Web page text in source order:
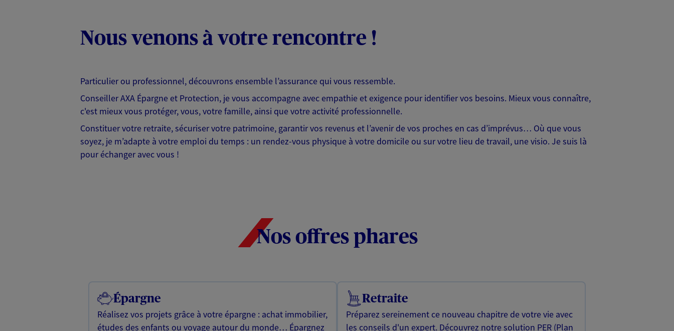
Nous venons à votre rencontre !
Particulier ou professionnel, découvrons ensemble l’assurance qui vous ressemble.
Conseiller AXA Épargne et Protection, je vous accompagne avec empathie et exigence pour identifier vos besoins. Mieux vous connaître,
c'est mieux vous protéger, vous, votre famille, ainsi que votre activité professionnelle.
Constituer votre retraite, sécuriser votre patrimoine, garantir vos revenus et l’avenir de vos proches en cas d’imprévus… Où que vous
soyez, je m’adapte à votre emploi du temps : un rendez-vous physique à votre domicile ou sur votre lieu de travail, une visio. Je suis là
pour échanger avec vous !
Nos offres phares
Épargne
Réalisez vos projets grâce à votre épargne : achat immobilier,
études des enfants ou voyage autour du monde… Épargnez
Retraite
Préparez sereinement ce nouveau chapitre de votre vie avec
les conseils d'un expert. Découvrez notre solution PER (Plan